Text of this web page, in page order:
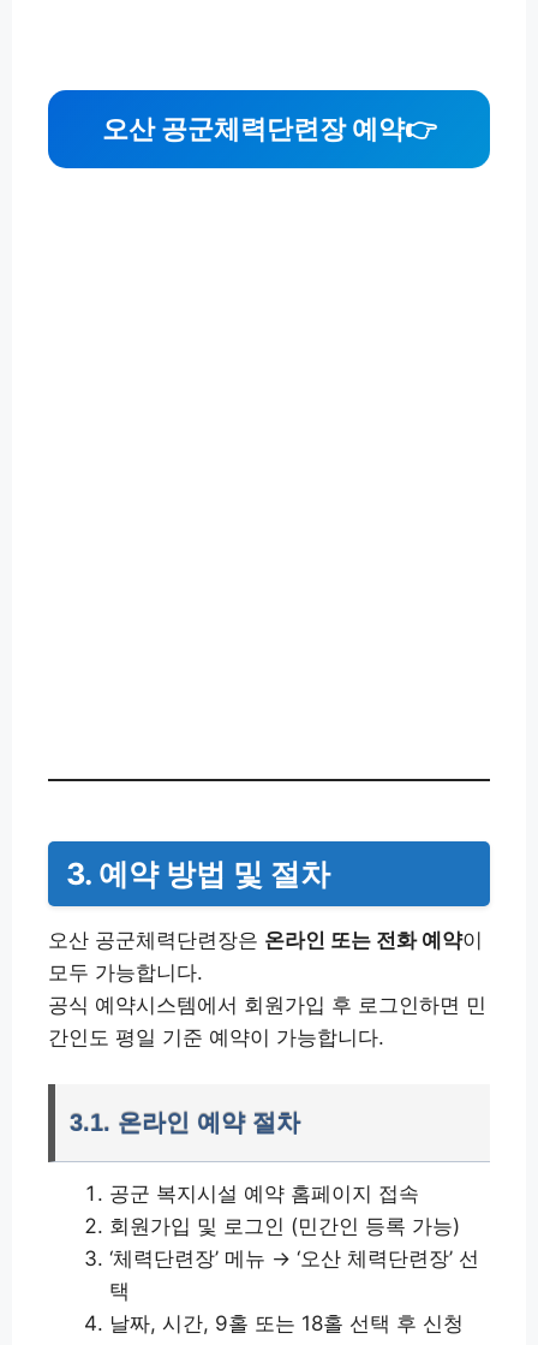
오산 공군체력단련장 예약👉
3. 예약 방법 및 절차
오산 공군체력단련장은 온라인 또는 전화 예약이
모두 가능합니다.
공식 예약시스템에서 회원가입 후 로그인하면 민
간인도 평일 기준 예약이 가능합니다.
3.1. 온라인 예약 절차
공군 복지시설 예약 홈페이지 접속
회원가입 및 로그인 (민간인 등록 가능)
‘체력단련장’ 메뉴 → ‘오산 체력단련장’ 선
택
날짜, 시간, 9홀 또는 18홀 선택 후 신청